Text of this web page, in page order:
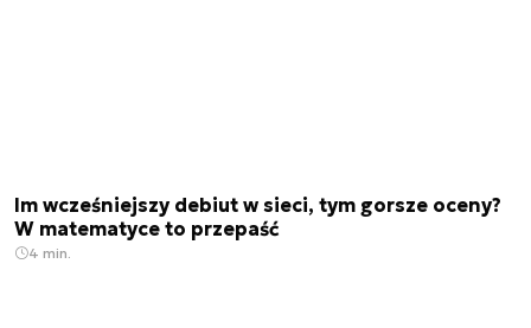
Im wcześniejszy debiut w sieci, tym gorsze oceny?
W matematyce to przepaść
4 min.